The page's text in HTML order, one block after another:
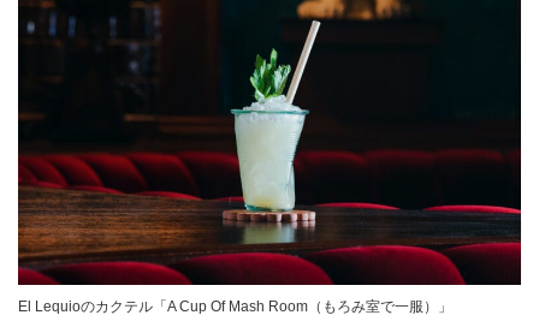
El Lequioのカクテル「A Cup Of Mash Room（もろみ室で一服）」